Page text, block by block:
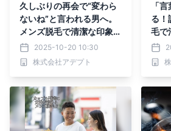
久しぶりの再会で“変わら
ないね”と言われる男へ。
メンズ脱毛で清潔な印象を
キープ2025-10-20 10:30
株式会社アデプト
「
る！
毛で